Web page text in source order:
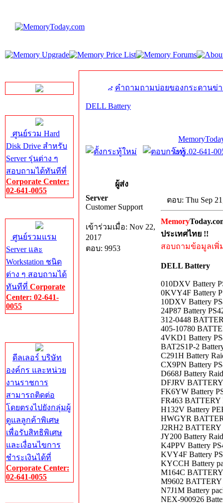
ศูนย์รวม Hard
Disk Drive สำหรับ
Server รุ่นต่าง ๆ
สอบถามได้ทันทีที่
Corporate Center:
02-641-0055
ศูนย์รวมแรม
Server และ
Workstation ชนิด
ต่าง ๆ สอบถามได้
ทันทีที่ Corporate
Center: 02-641-
0055
ดีลเลอร์ บริษัท
องค์กร และหน่วย
งานราชการ
สามารถติดต่อ
โดยตรงไปยังกลุ่มผู้
ดูแลลูกค้าพิเศษ
เพื่อรับสิทธิพิเศษ
และเงื่อนไขการ
ชำระเงินได้ที่
Corporate Center:
02-641-0055
คำถามถามบ่อยของกระดานข่
DELL Battery
โทร.02-641-
ผู้ส่ง
Server
Customer Support
เข้าร่วมเมื่อ: Nov 22,
2017
ตอบ: 9953
ตอบ: Thu Sep
Memory
ประเทศไทย !!
สอบถามข้อมูลเพิ่
DELL Battery
010DXV Battery
0KVY4F Battery
10DXV Battery
24P87 Battery
312-0448
405-10780
4VKD1 Battery
BAT2S1P-2
C291H Battery
CX9PN Battery
D668J Battery
DFJRV
FK6YW Battery
FR463 BATTERY
H132V Battery
HWGYR
J2RH2 BATTERY
JY200 Battery
K4PPV Battery
KVY4F Battery
KYCCH Battery
M164C
M9602 BATTERY
N7J1M Battery
NEX-900926